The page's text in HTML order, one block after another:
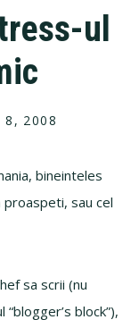
ul
8, 2008
bineinteles
proaspeti, sau cel
sa scrii (nu
block”),